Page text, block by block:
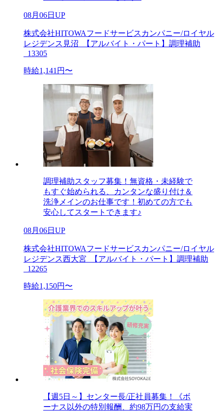
08月06日UP
株式会社HITOWAフードサービスカンパニー/ロイヤル
レジデンス見沼_【アルバイト・パート】調理補助
_13305
時給1,141円〜
調理補助スタッフ募集！無資格・未経験で
もすぐ始められる、カンタンな盛り付け＆
洗浄メインのお仕事です！初めての方でも
安心してスタートできます♪
08月06日UP
株式会社HITOWAフードサービスカンパニー/ロイヤル
レジデンス西大宮_【アルバイト・パート】調理補助
_12265
時給1,150円〜
【週5日～】センター長/正社員募集！《ボ
ーナス以外の特別報酬、約98万円の支給実